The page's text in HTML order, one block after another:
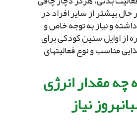
حال بیشتر از سایر افراد در
داشته و نیاز به توجه خاص و
از اوایل سنین کودکى براى
مناسب و نوع فعالیت‏هاى
چه مقدار انرژى
نیاز